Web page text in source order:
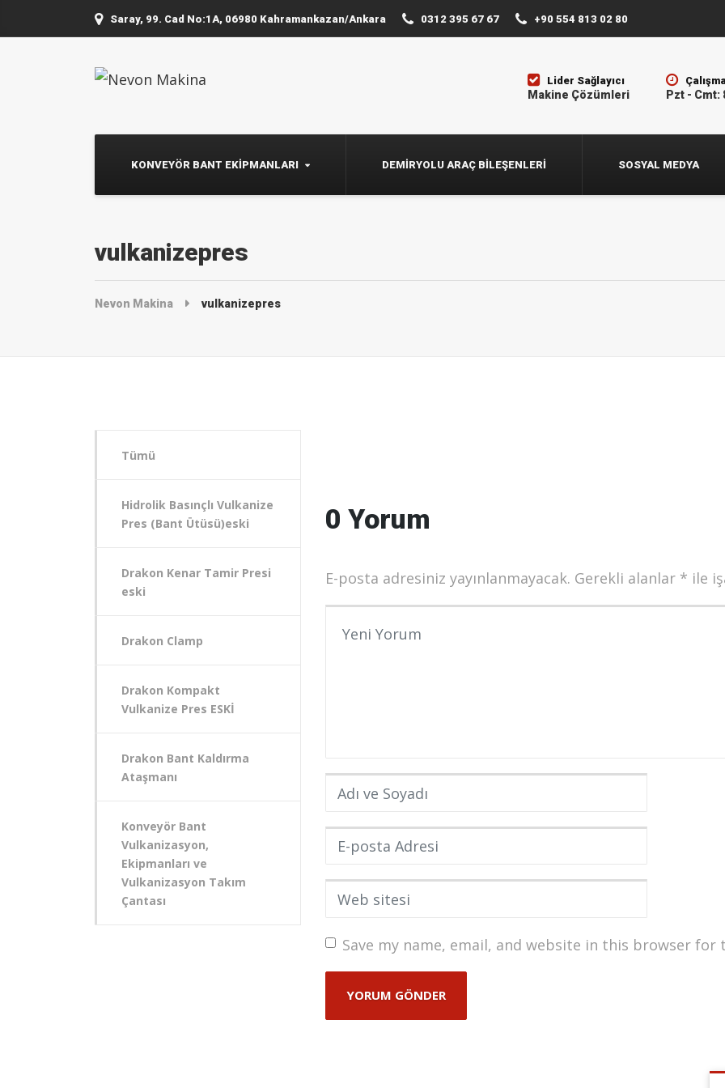
Saray, 99. Cad No:1A, 06980 Kahramankazan/Ankara 0312 395 67 67 +90 554 813 02 80
KONVEYÖR BANT EKIPMANLARI DEMIRYOLU ARAÇ BILEŞENLERI SOSYAL MEDYA
Lider Sağlayıcı
Makine Çözümleri Pzt - Cmt:
vulkanizepres
Nevon Makina vulkanizepres
0 Yorum
E-posta adresiniz yayınlanmayacak. Gerekli alanlar * ile
Adı ve Soyadı *
E-posta Adresi
Web sitesi
Save my name, email, and website in this browser
Tümü
Hidrolik Basınçlı Vulkanize
Pres (Bant Ütüsü)eski
Drakon Kenar Tamir Presi
eski
Drakon Clamp
Drakon Kompakt
Vulkanize Pres ESKİ
Drakon Bant Kaldırma
Ataşmanı
Konveyör Bant
Vulkanizasyon,
Ekipmanları ve
Vulkanizasyon Takım
Çantası